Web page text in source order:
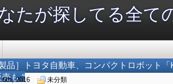
たが探してる全て
品］トヨタ自動車、コンパクトロボット
も “
6th, 2016 未分類